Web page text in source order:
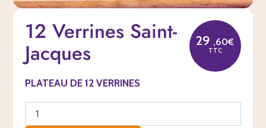
12 Verrines Saint-
Jacques 29 ,60€
TTC
PLATEAU DE 12 VERRINES
de
12
Verrines
Saint-